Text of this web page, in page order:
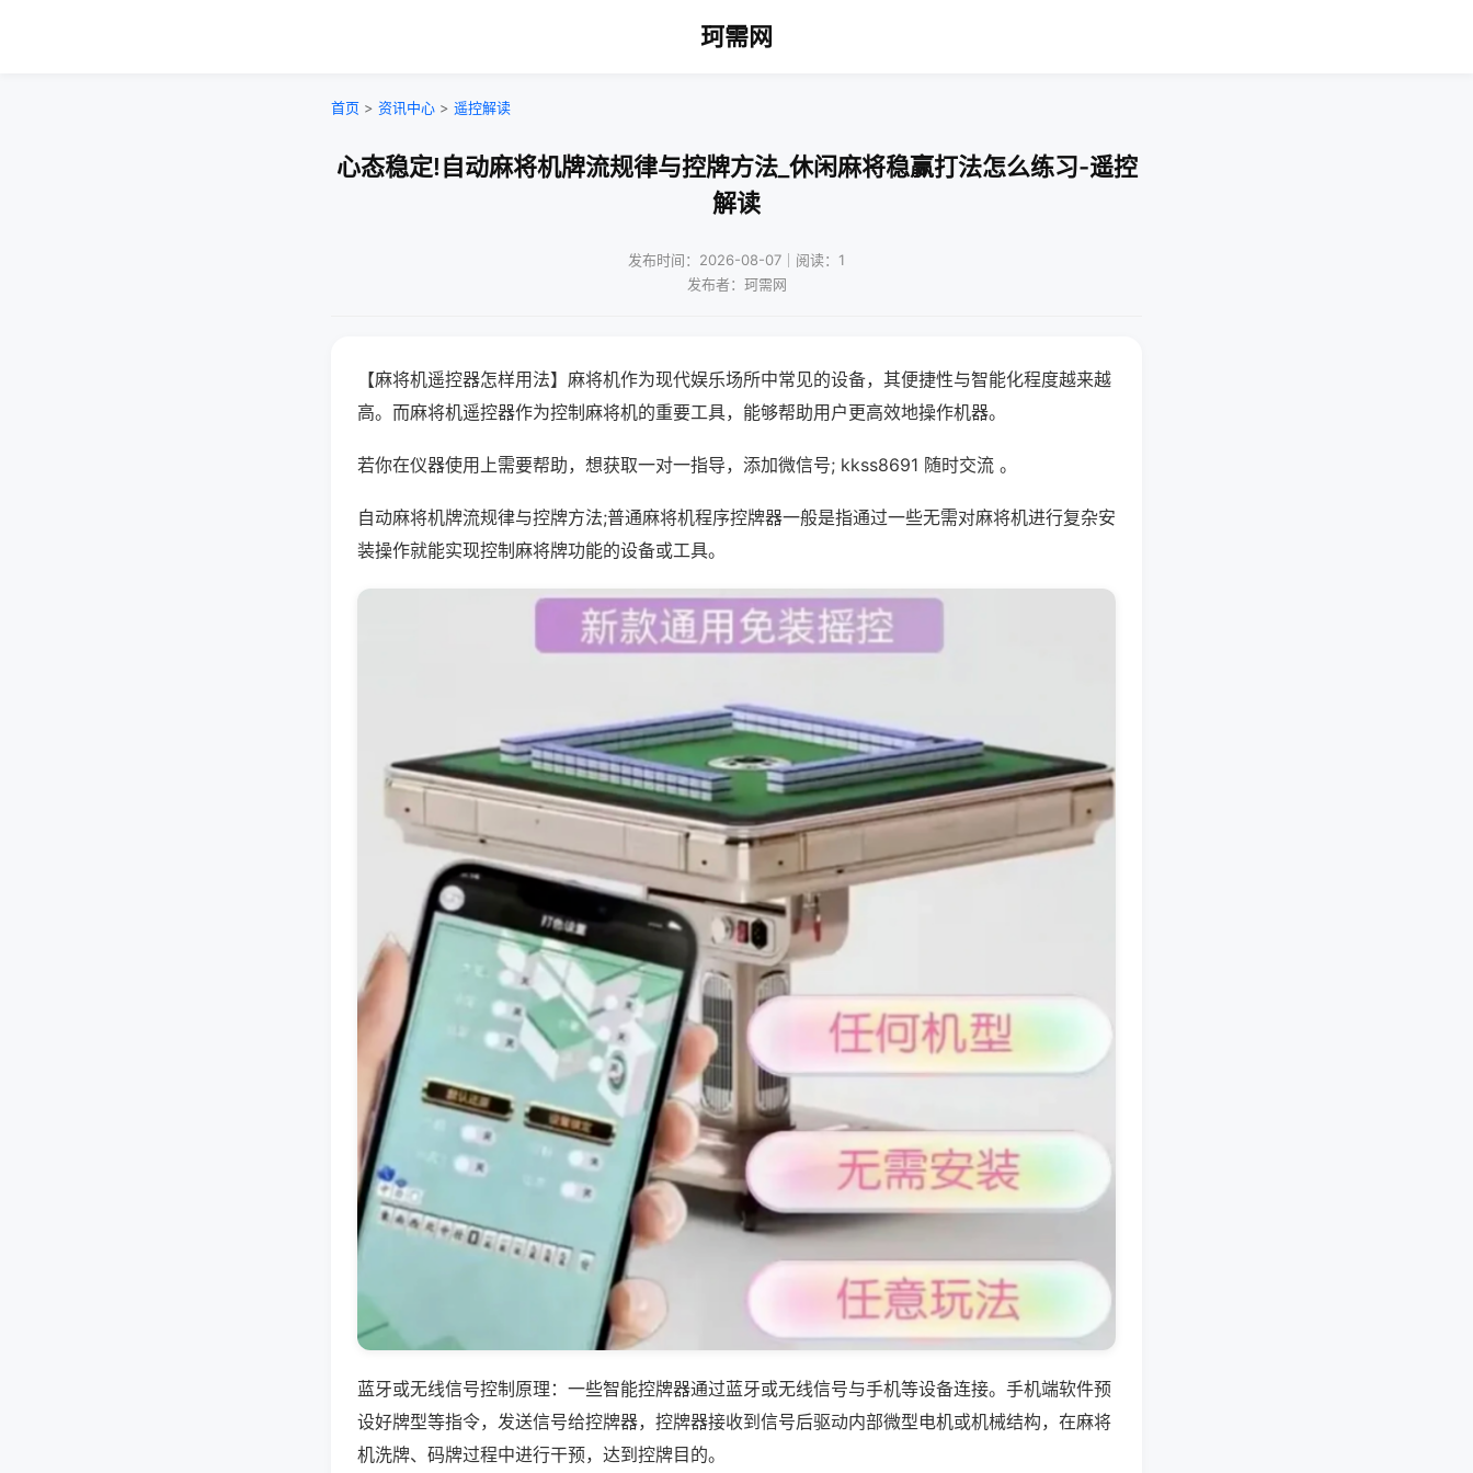
珂需网
首页 > 资讯中心 > 遥控解读
心态稳定!自动麻将机牌流规律与控牌方法_休闲麻将稳赢打法怎么练习-遥控
解读
发布时间：2026-08-07｜阅读：1
发布者：珂需网
【麻将机遥控器怎样用法】麻将机作为现代娱乐场所中常见的设备，其便捷性与智能化程度越来越
高。而麻将机遥控器作为控制麻将机的重要工具，能够帮助用户更高效地操作机器。
若你在仪器使用上需要帮助，想获取一对一指导，添加微信号; kkss8691 随时交流 。
自动麻将机牌流规律与控牌方法;普通麻将机程序控牌器一般是指通过一些无需对麻将机进行复杂安
装操作就能实现控制麻将牌功能的设备或工具。
蓝牙或无线信号控制原理：一些智能控牌器通过蓝牙或无线信号与手机等设备连接。手机端软件预
设好牌型等指令，发送信号给控牌器，控牌器接收到信号后驱动内部微型电机或机械结构，在麻将
机洗牌、码牌过程中进行干预，达到控牌目的。